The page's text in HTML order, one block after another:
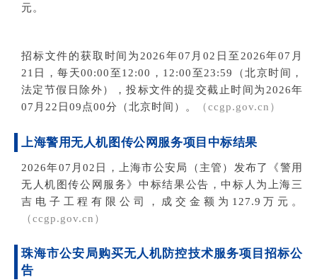
元。
招标文件的获取时间为 2026年07月02日至2026年07月
21日，每天00:00至12:00 ，12:00至23:59（北京时间，
法定节假日除外），投标文件的提交截止时间为 2026年
07月22日09点00分（北京时间）。 （ccgp.gov.cn）
上海警用无人机图传公网服务项目中标结果
2026年07月02日， 上海市公安局（主管） 发布了 《警用
无人机图传公网服务》中标结果公告，中标人为
上海三
吉电子工程有限公司
，成交金额为127.9万元。
（ccgp.gov.cn）
珠海市公安局购买无人机防控技术服务项目招标公
告